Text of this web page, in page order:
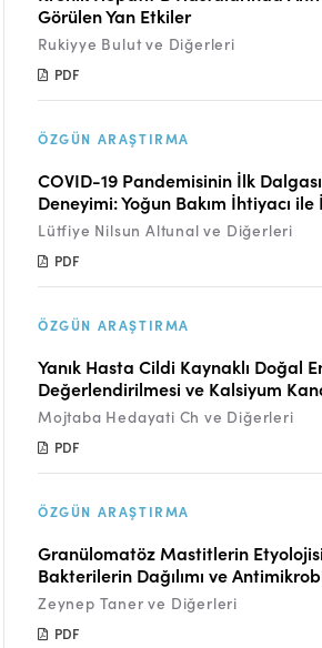
Görülen Yan Etkiler
Rukiyye Bulut ve Diğerleri
PDF
ÖZGÜN ARAŞTIRMA
COVID-19 Pandemisinin İlk
Deneyimi: Yoğun Bakım İhtiyacı
Lütfiye Nilsun Altunal ve Diğerleri
PDF
ÖZGÜN ARAŞTIRMA
Yanık Hasta Cildi Kaynaklı Doğal
Değerlendirilmesi ve Kalsiyum
Mojtaba Hedayati Ch ve Diğerleri
PDF
ÖZGÜN ARAŞTIRMA
Granülomatöz Mastitlerin
Bakterilerin Dağılımı ve
Zeynep Taner ve Diğerleri
PDF